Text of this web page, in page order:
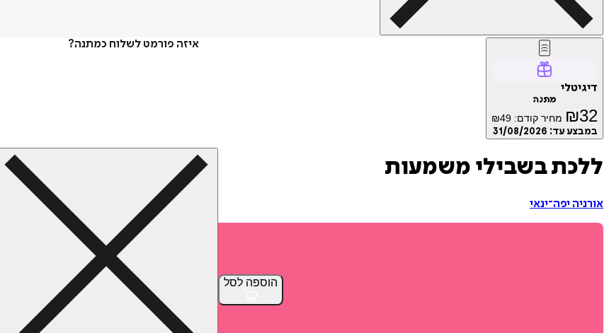
איזה פורמט לשלוח כמתנה?
דיגיטלי
מתנה
₪32 מחיר קודם: ₪49
במבצע עד: 31/08/2026
הוספה לסל
ללכת בשבילי משמעות
אורניה יפה־ינאי